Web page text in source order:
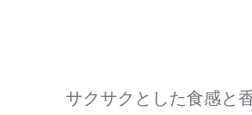
サクサクとした食感と